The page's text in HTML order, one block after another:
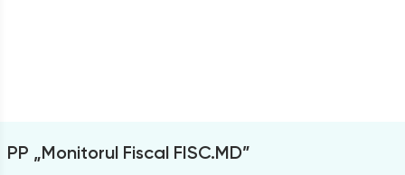
PP „Monitorul Fiscal FISC.MD”